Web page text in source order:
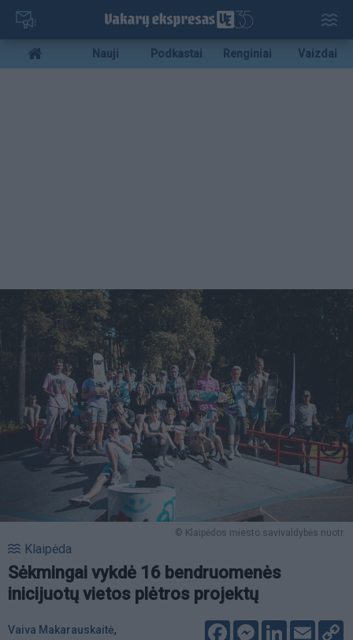
Pereiti
pagrindinį
turinį
Mobile
menu
Nauji Podkastai Renginiai Vaizdai
© Klaipėdos miesto savivaldybės nuotr.
Klaipėda
Sėkmingai vykdė 16 bendruomenės
inicijuotų vietos plėtros projektų
Vaiva Makarauskaitė,
FacebookMessenger
LinkedIn
Email